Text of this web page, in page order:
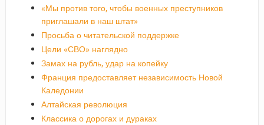
«Мы против того, чтобы военных преступников
приглашали в наш штат»
Просьба о читательской поддержке
Цели «СВО» наглядно
Замах на рубль, удар на копейку
Франция предоставляет независимость Новой
Каледонии
Алтайская революция
Классика о дорогах и дураках